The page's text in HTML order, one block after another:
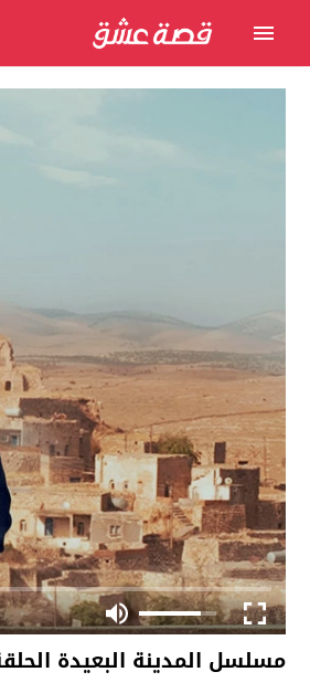
مسلسل المدينة البعيدة الحلقة